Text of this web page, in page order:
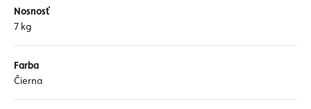
Nosnosť
7 kg
Farba
Čierna